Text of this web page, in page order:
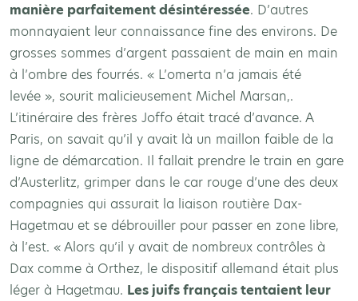
manière parfaitement désintéressée. D’autres
monnayaient leur connaissance fine des environs. De
grosses sommes d’argent passaient de main en main
à l’ombre des fourrés. « L’omerta n’a jamais été
levée », sourit malicieusement Michel Marsan,.
L’itinéraire des frères Joffo était tracé d’avance. A
Paris, on savait qu’il y avait là un maillon faible de la
ligne de démarcation. Il fallait prendre le train en gare
d’Austerlitz, grimper dans le car rouge d’une des deux
compagnies qui assurait la liaison routière Dax-
Hagetmau et se débrouiller pour passer en zone libre,
à l’est. « Alors qu’il y avait de nombreux contrôles à
Dax comme à Orthez, le dispositif allemand était plus
léger à Hagetmau. Les juifs français tentaient leur